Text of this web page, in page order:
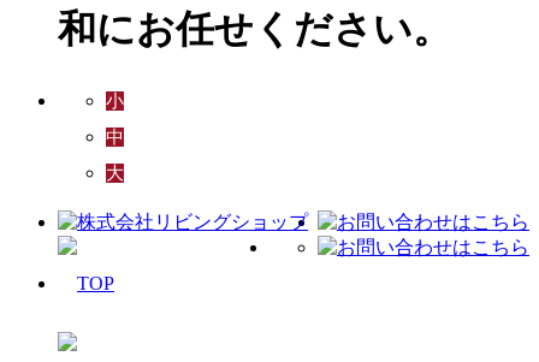
和にお任せください。
小
中
大